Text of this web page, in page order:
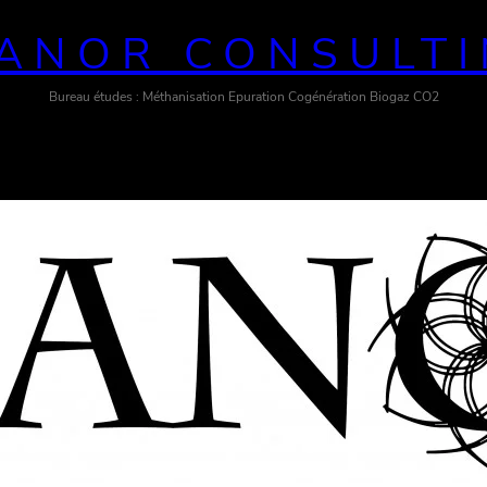
Bureau études : Méthanisation Epuration Cogénération Biogaz CO2